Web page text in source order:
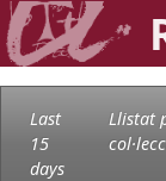
Last
15
days
Llistat